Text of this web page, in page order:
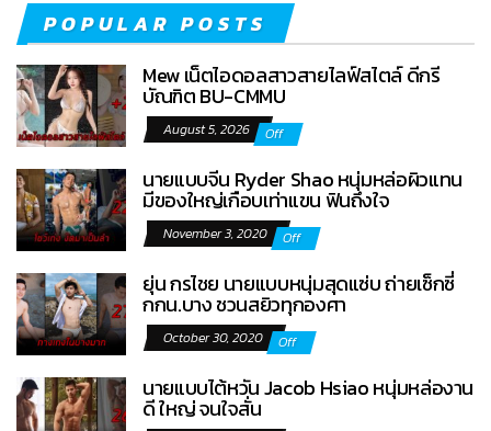
POPULAR POSTS
Mew เน็ตไอดอลสาวสายไลฟ์สไตล์ ดีกรี
บัณฑิต BU-CMMU
August 5, 2026 Off
นายแบบจีน Ryder Shao หนุ่มหล่อผิวแทน
มีของใหญ่เกือบเท่าแขน ฟินถึงใจ
November 3, 2020 Off
ยุ่น กรไชย นายแบบหนุ่มสุดแซ่บ ถ่ายเซ็กซี่
กกน.บาง ชวนสยิวทุกองศา
October 30, 2020 Off
นายแบบไต้หวัน Jacob Hsiao หนุ่มหล่องาน
ดี ใหญ่ จนใจสั่น